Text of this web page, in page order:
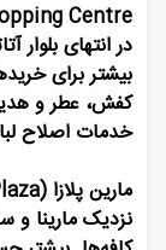
Centre
در انتهای
بیشتر برای
کفش، عطر و
خدمات اصلاح
مارین پلازا (Marin Plaza)
نزدیک مارینا و